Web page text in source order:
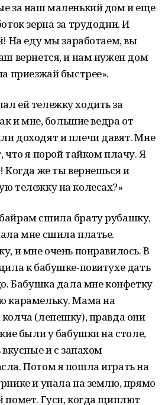
за наш маленький дом и еще
зерна за трудодни. И
На еду мы заработаем, вы
вернется, и нам нужен дом
приезжай быстрее».
ей тележку ходить за
и мне, большие ведра от
доходят и плечи давят. Мне
что я порой тайком плачу. Я
Когда же ты вернешься и
тележку на колесах?»
сшила брату рубашку,
мне сшила платье.
и мне очень понравилось. В
к бабушке-повитухе дать
Бабушка дала мне конфетку
карамельку. Мама на
(лепешку), правда они
были у бабушки на столе,
вкусные и с запахом
Потом я пошла играть на
и упала на землю, прямо
помет. Гуси, когда щиплют